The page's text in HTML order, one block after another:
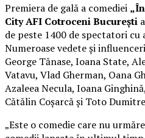
Premiera de gală a comediei
City AFI Cotroceni București
de peste 1400 de spectatori cu
Numeroase vedete și
George Tănase, Ioana State,
Vatavu, Vlad Gherman, Oana
Azaleea Necula, Ioana
Cătălin Coșarcă și Toto
„Este o comedie care nu